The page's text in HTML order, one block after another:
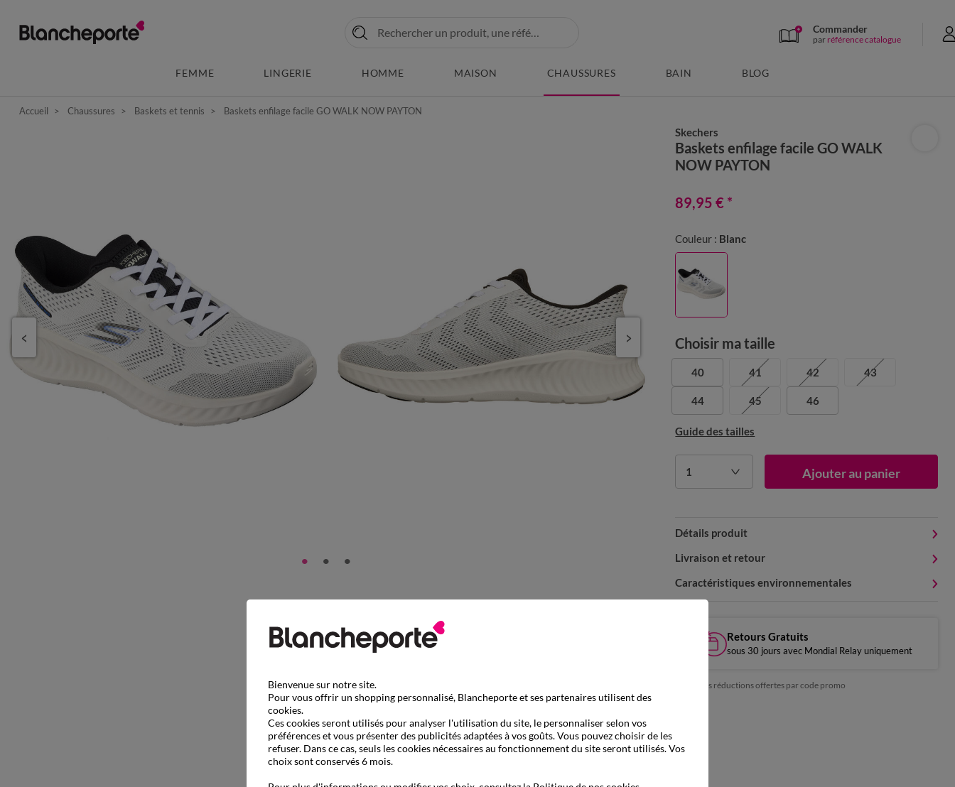
Commander
par référence catalogue
FEMME LINGERIE HOMME MAISON CHAUSSURES BAIN BLOG
Accueil Chaussures Baskets et tennis Baskets enfilage facile GO WALK NOW PAYTON
Skechers
Baskets enfilage facile GO WALK
NOW PAYTON
89,95 € *
Couleur : Blanc
Choisir ma taille
40 41 42 43
44 45 46
Guide des tailles
1 Ajouter au panier
Détails produit
Livraison et retour
Caractéristiques environnementales
Retours Gratuits
sous 30 jours avec Mondial Relay uniquement
*exclu des réductions offertes par code promo
D'autres idées de Baskets et tennis
Bienvenue sur notre site.
Pour vous offrir un shopping personnalisé, Blancheporte et ses partenaires utilisent des
cookies.
Ces cookies seront utilisés pour analyser l'utilisation du site, le personnaliser selon vos
préférences et vous présenter des publicités adaptées à vos goûts. Vous pouvez choisir de les
refuser. Dans ce cas, seuls les cookies nécessaires au fonctionnement du site seront utilisés. Vos
choix sont conservés 6 mois.